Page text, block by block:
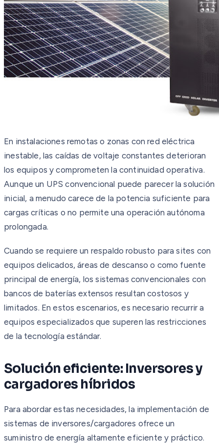
En instalaciones remotas o zonas con red eléctrica
inestable, las caídas de voltaje constantes deterioran
los equipos y comprometen la continuidad operativa.
Aunque un UPS convencional puede parecer la solución
inicial, a menudo carece de la potencia suficiente para
cargas críticas o no permite una operación autónoma
prolongada.
Cuando se requiere un respaldo robusto para sites con
equipos delicados, áreas de descanso o como fuente
principal de energía, los sistemas convencionales con
bancos de baterías extensos resultan costosos y
limitados. En estos escenarios, es necesario recurrir a
equipos especializados que superen las restricciones
de la tecnología estándar.
Solución eficiente: Inversores y
cargadores híbridos
Para abordar estas necesidades, la implementación de
sistemas de inversores/cargadores ofrece un
suministro de energía altamente eficiente y práctico.